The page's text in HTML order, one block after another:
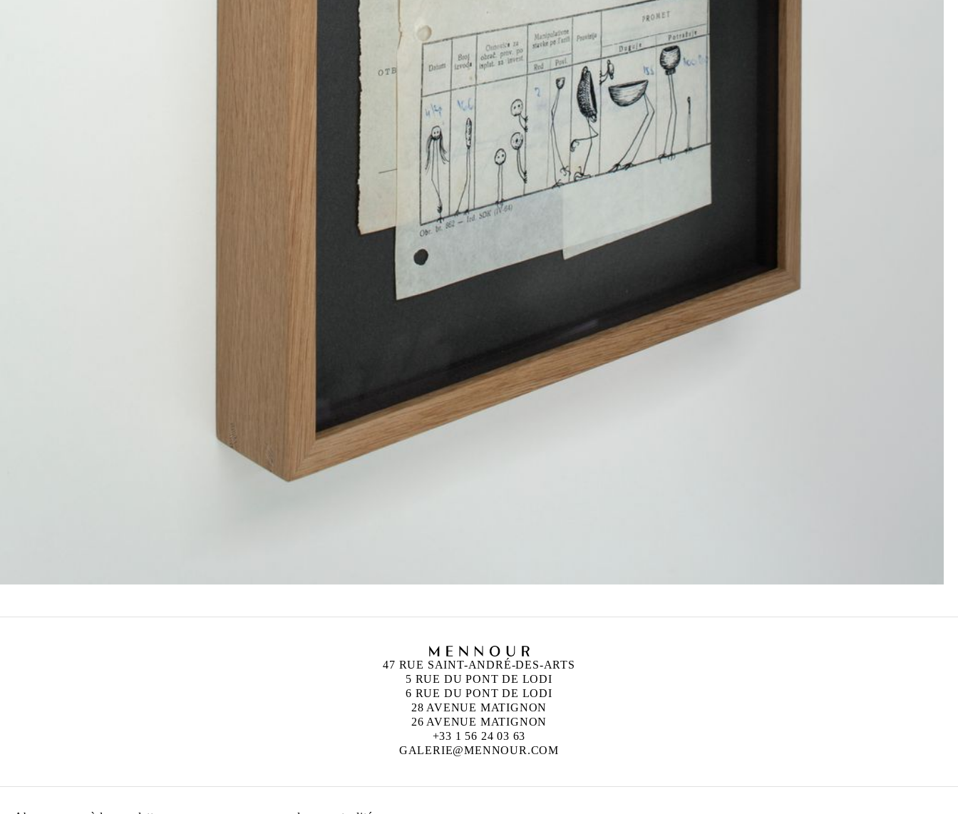
47 RUE SAINT-ANDRÉ-DES-ARTS
5 RUE DU PONT DE LODI
6 RUE DU PONT DE LODI
28 AVENUE MATIGNON
26 AVENUE MATIGNON
+33 1 56 24 03 63
GALERIE@MENNOUR.COM